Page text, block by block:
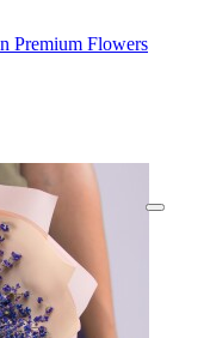
Premium Flowers